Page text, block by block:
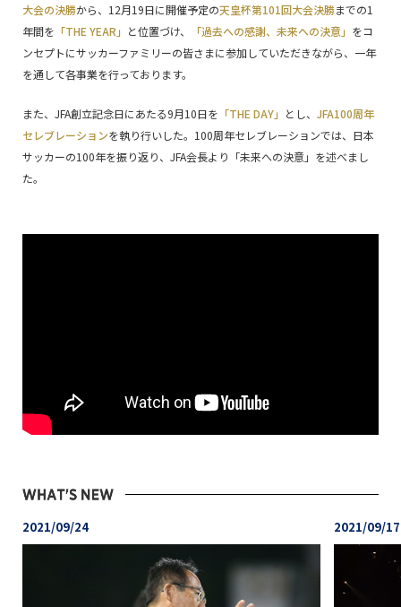
大会の決勝から、12月19日に開催予定の天皇杯第101回大会決勝までの1
年間を 「THE YEAR」 と位置づけ、 「過去への感謝、未来への決意」 をコ
ンセプトにサッカーファミリーの皆さまに参加していただきながら、一年
を通して各事業を行っております。
また、JFA創立記念日にあたる9月10日を 「THE DAY」 とし、 JFA100周年
セレブレーションを執り行いした。100周年セレブレーションでは、日本
サッカーの100年を振り返り、JFA会長より「未来への決意」を述べまし
た。
2021/09/24 2021/09/17